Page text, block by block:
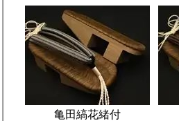
亀田縞花緒付